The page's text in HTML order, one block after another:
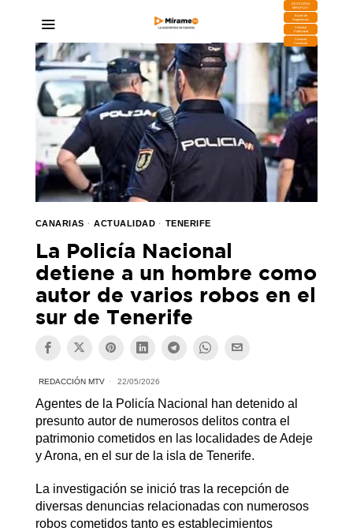
DESCARGA
MIRAPLAY
Buzón de
Sugerencias
Contratar
Publicidad
Contacto
Comercial
CANARIAS · ACTUALIDAD · TENERIFE
La Policía Nacional
detiene a un hombre como
autor de varios robos en el
sur de Tenerife
REDACCIÓN MTV 22/05/2026
Agentes de la Policía Nacional han detenido al
presunto autor de numerosos delitos contra el
patrimonio cometidos en las localidades de Adeje
y Arona, en el sur de la isla de Tenerife.
La investigación se inició tras la recepción de
diversas denuncias relacionadas con numerosos
robos cometidos tanto es establecimientos